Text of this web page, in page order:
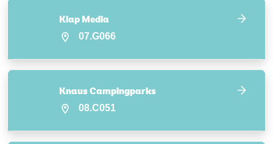
Klap Media
07.G066
Knaus Campingparks
08.C051